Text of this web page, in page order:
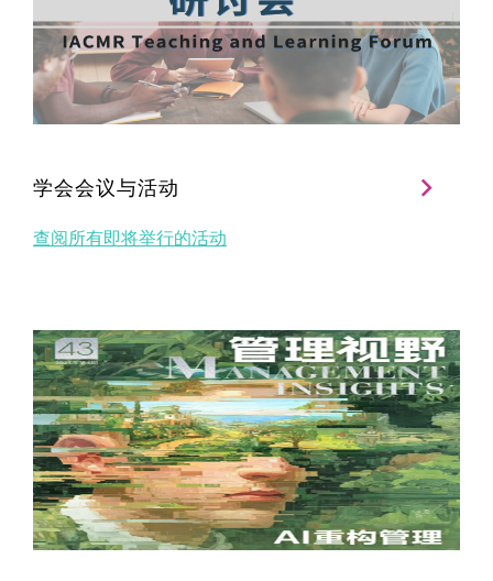
学会会议与活动
查阅所有即将举行的活动